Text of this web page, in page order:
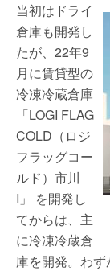
当初はドライ
倉庫も開発し
たが、22年9
月に賃貸型の
冷凍冷蔵倉庫
「LOGI FLAG
COLD（ロジ
フラッグコー
ルド）市川
I」 を開発し
てからは、主
に冷凍冷蔵倉
庫を開発。わ